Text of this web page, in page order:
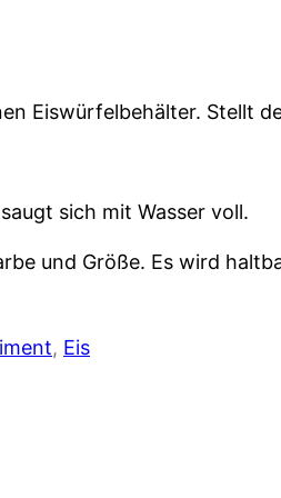
Eiswürfelbehälter. Stellt
sich mit Wasser voll.
und Größe. Es wird
, Eis